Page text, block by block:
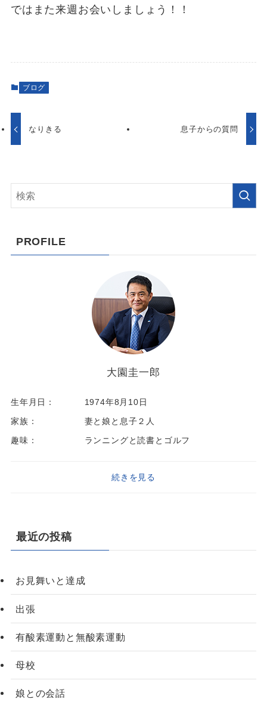
ではまた来週お会いしましょう！！
ブログ
なりきる 息子からの質問
PROFILE
大園圭一郎
生年月日：
1974年8月10日
家族：
妻と娘と息子２人
趣味：
ランニングと読書とゴルフ
続きを見る
最近の投稿
お見舞いと達成
出張
有酸素運動と無酸素運動
母校
娘との会話